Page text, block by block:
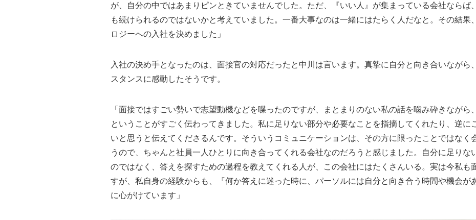
が、自分の中ではあまりピンときていませんでした。ただ、『いい人』が集まっている会社ならば
も続けられるのではないかと考えていました。一番大事なのは一緒にはたらく人だなと。その結果
ロジーへの入社を決めました」
入社の決め手となったのは、面接官の対応だったと中川は言います。真摯に自分と向き合いながら
スタンスに感動したそうです。
「面接ではすごい勢いで志望動機などを喋ったのですが、まとまりのない私の話を噛み砕きながら
ということがすごく伝わってきました。私に足りない部分や必要なことを指摘してくれたり、逆に
いと思うと伝えてくださるんです。そういうコミュニケーションは、その方に限ったことではなく
うので、ちゃんと社員一人ひとりに向き合ってくれる会社なのだろうと感じました。自分に足りな
のではなく、答えを探すための過程を教えてくれる人が、この会社にはたくさんいる。実は今私も
すが、私自身の経験からも、『何か答えに迷った時に、パーソルには自分と向き合う時間や機会が
に心がけています」